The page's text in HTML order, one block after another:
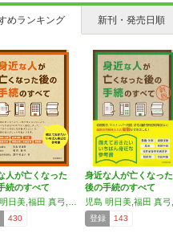
めランキング 新刊・発売日順
人が亡くなった
続のすべて
430
身近な人が亡くなった
後の手続のすべて
登録 143